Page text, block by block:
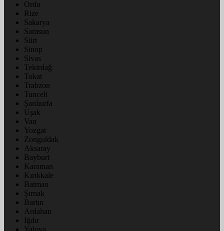
Ordu
Rize
Sakarya
Samsun
Siirt
Sinop
Sivas
Tekirdağ
Tokat
Trabzon
Tunceli
Şanlıurfa
Uşak
Van
Yozgat
Zonguldak
Aksaray
Bayburt
Karaman
Kırıkkale
Batman
Şırnak
Bartın
Ardahan
Iğdır
Yalova